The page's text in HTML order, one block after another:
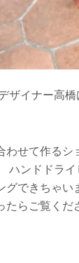
ザイナー高
わせて作るシ
ハンドドラ
グできちゃい
たらご覧くだ